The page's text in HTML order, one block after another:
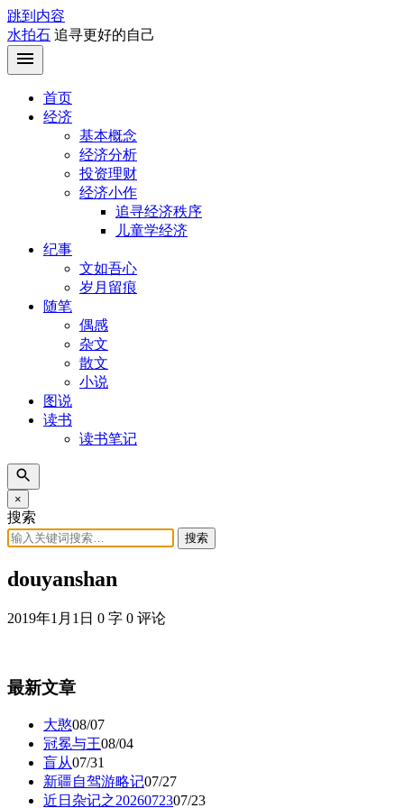
跳到内容
水拍石 追寻更好的自己
首页
经济
基本概念
经济分析
投资理财
经济小作
追寻经济秩序
儿童学经济
纪事
文如吾心
岁月留痕
随笔
偶感
杂文
散文
小说
图说
读书
读书笔记
×
搜索
搜索
douyanshan
2019年1月1日 0 字 0 评论
最新文章
大憨08/07
冠冕与王08/04
盲从07/31
新疆自驾游略记07/27
近日杂记之2026072307/23